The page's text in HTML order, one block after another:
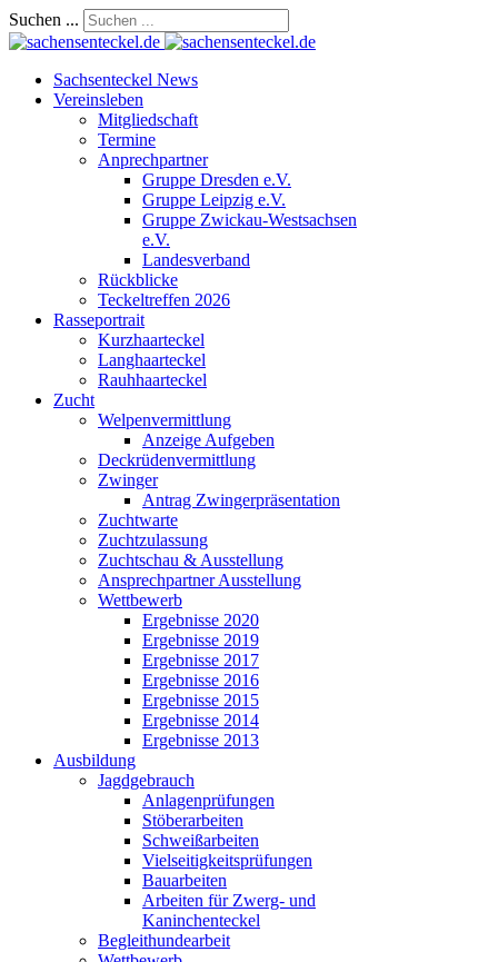
Suchen ...
Sachsenteckel News
Vereinsleben
Mitgliedschaft
Termine
Anprechpartner
Gruppe Dresden e.V.
Gruppe Leipzig e.V.
Gruppe Zwickau-Westsachsen
e.V.
Landesverband
Rückblicke
Teckeltreffen 2026
Rasseportrait
Kurzhaarteckel
Langhaarteckel
Rauhhaarteckel
Zucht
Welpenvermittlung
Anzeige Aufgeben
Deckrüdenvermittlung
Zwinger
Antrag Zwingerpräsentation
Zuchtwarte
Zuchtzulassung
Zuchtschau & Ausstellung
Ansprechpartner Ausstellung
Wettbewerb
Ergebnisse 2020
Ergebnisse 2019
Ergebnisse 2017
Ergebnisse 2016
Ergebnisse 2015
Ergebnisse 2014
Ergebnisse 2013
Ausbildung
Jagdgebrauch
Anlagenprüfungen
Stöberarbeiten
Schweißarbeiten
Vielseitigkeitsprüfungen
Bauarbeiten
Arbeiten für Zwerg- und
Kaninchenteckel
Begleithundearbeit